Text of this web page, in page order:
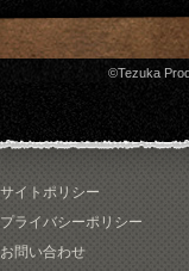
©Tezuka
サイトポリシー
プライバシーポリシー
お問い合わせ